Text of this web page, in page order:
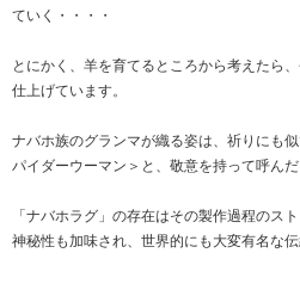
ていく・・・・
とにかく、羊を育てるところから考えたら
仕上げています。
ナバホ族のグランマが織る姿は、祈りにも
パイダーウーマン＞と、敬意を持って呼んだ
「ナバホラグ」の存在はその製作過程のス
神秘性も加味され、世界的にも大変有名な伝